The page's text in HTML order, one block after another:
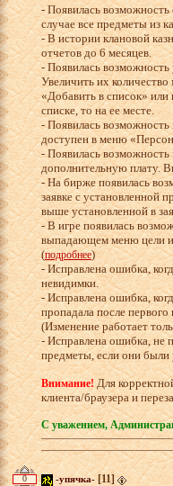
- Появилась
случае все предметы из
- В истории клановой
отчетов до 6 месяцев.
- Появилась возможность
Увеличить их
«Добавить в список» или
списке, то на ее месте.
- Появилась
доступен в меню
- Появилась возможность
дополнительную плату.
- На бирже появилась
заявке с установленной
выше установленной в
- В игре появилась
выпадающем меню цели и
(подробнее)
- Исправлена ошибка,
невидимки.
- Исправлена ошибка,
пропадала после
(Изменение работает
- Исправлена ошибка, не
предметы, если они были
Внимание! Для
клиента/браузера и
С уважением,
0 -упячка- [11]